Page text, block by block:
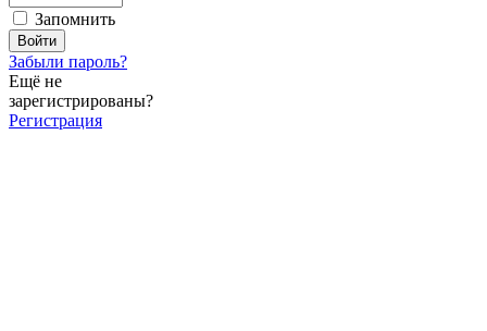
Запомнить
Забыли пароль?
Ещё не
зарегистрированы?
Регистрация